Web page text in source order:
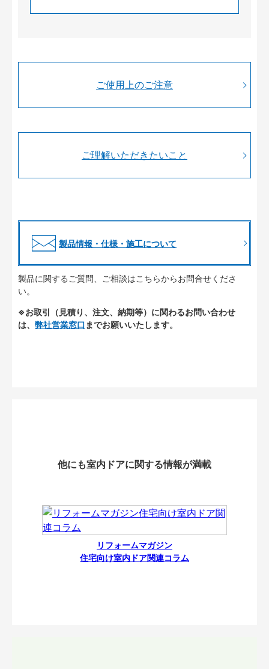
ご使用上のご注意
ご理解いただきたいこと
製品情報・仕様・施工について
製品に関するご質問、ご相談はこちらからお問合せくださ
い。
※お取引（見積り、注文、納期等）に関わるお問い合わせ
は、 弊社営業窓口 までお願いいたします。
他にも室内ドアに関する情報が満載
リフォームマガジン
住宅向け室内ドア関連コラム